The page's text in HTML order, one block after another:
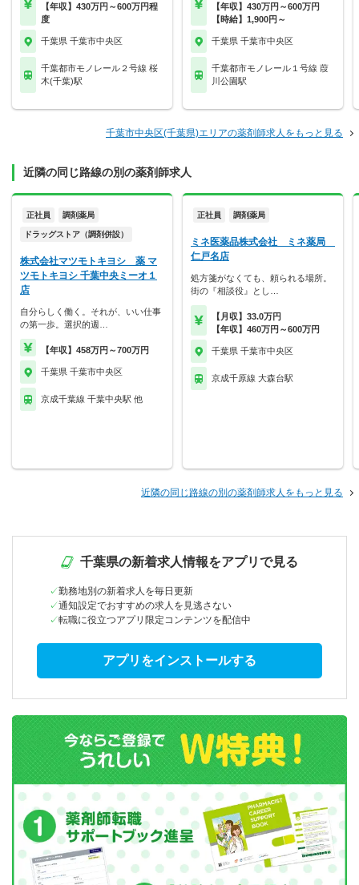
【年収】430万円～600万円程
度
千葉県 千葉市中央区
千葉都市モノレール２号線 桜
木(千葉)駅
【年収】430万円～600万円
【時給】1,900円～
千葉県 千葉市中央区
千葉都市モノレール１号線 葭
川公園駅
千葉市中央区(千葉県)エリアの薬剤師求人をもっと見る
近隣の同じ路線の別の薬剤師求人
正社員 調剤薬局
ドラッグストア（調剤併設）
株式会社マツモトキヨシ 薬 マ
ツモトキヨシ 千葉中央ミーオ１
店
自分らしく働く。それが、いい仕事
の第一歩。選択的週…
【年収】458万円～700万円
千葉県 千葉市中央区
京成千葉線 千葉中央駅 他
正社員 調剤薬局
ミネ医薬品株式会社 ミネ薬局
仁戸名店
処方箋がなくても、頼られる場所。
街の『相談役』とし…
【月収】33.0万円
【年収】460万円～600万円
千葉県 千葉市中央区
京成千原線 大森台駅
近隣の同じ路線の別の薬剤師求人をもっと見る
千葉県の新着求人情報をアプリで見る
勤務地別の新着求人を毎日更新
通知設定でおすすめの求人を見逃さない
転職に役立つアプリ限定コンテンツを配信中
アプリをインストールする